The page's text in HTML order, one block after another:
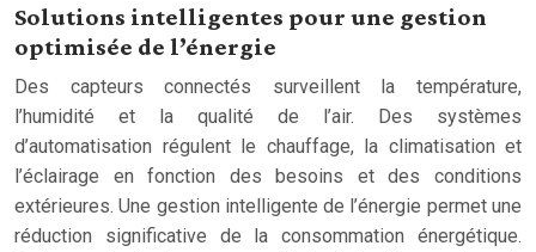
Solutions intelligentes pour une gestion
optimisée de l’énergie
Des capteurs connectés surveillent la température,
l’humidité et la qualité de l’air. Des systèmes
d’automatisation régulent le chauffage, la climatisation et
l’éclairage en fonction des besoins et des conditions
extérieures. Une gestion intelligente de l’énergie permet une
réduction significative de la consommation énergétique.